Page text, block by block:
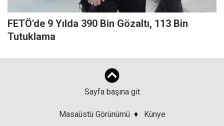
FETÖ'de 9 Yılda 390 Bin Gözaltı, 113 Bin
Tutuklama
Sayfa başına git
Masaüstü Görünümü ♦ Künye